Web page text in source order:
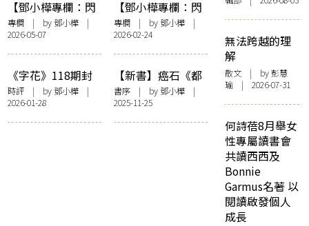
【鄧小樺專欄：閃
爍其辭】這樣的時
間到底有何意義
專欄 | by鄧小樺 |
2026-05-07
【鄧小樺專欄：閃
爍其辭】享受努
力：《夜王》決戰
《金多寶》
專欄| by鄧小樺|
2026-02-24
《字花》118期封
面事件之我見
時評 | by鄧小樺 |
2026-01-28
【新書】癌石《都
是騙人的》鄧小樺
序——〈且從其
本〉
書序| by鄧小樺|
2025-11-25
無法跨越的理
解
散文 | by 彭慧
瑜 | 2026-07-31
何詩蓓8月舉女
性專屬讀書會
共讀西西及
Bonnie
Garmus名著 以
閱讀啟發個人
成長